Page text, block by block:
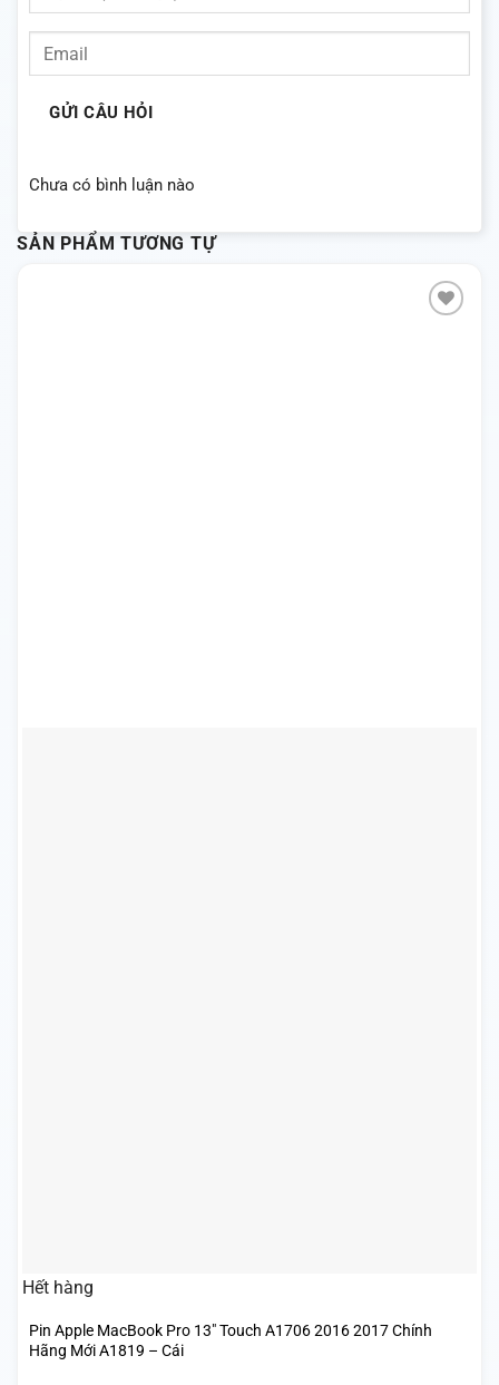
GỬI CÂU HỎI
Chưa có bình luận nào
SẢN PHẨM TƯƠNG TỰ
Hết hàng
Pin Apple MacBook Pro 13″ Touch A1706 2016 2017 Chính
Hãng Mới A1819 – Cái